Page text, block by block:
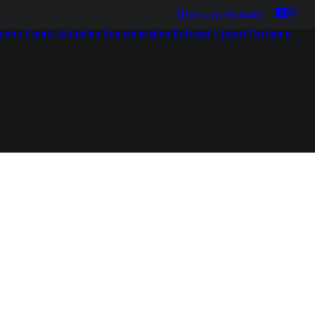
Über uns Kontakt
Events Aktuelles Bonusbierchen Bottcast H(e)art Cartoons